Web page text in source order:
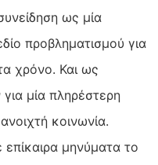
ως μία
προβληματισμού για
χρόνο. Και ως
μία πληρέστερη
κοινωνία.
μηνύματα το